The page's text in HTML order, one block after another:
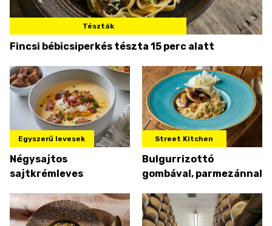
Tészták
Fincsi bébicsiperkés tészta 15 perc alatt
Egyszerű levesek
Négysajtos
sajtkrémleves
Street Kitchen
Bulgurrizottó
gombával, parmezánnal